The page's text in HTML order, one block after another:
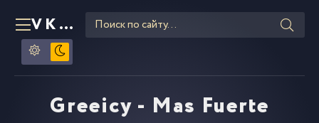
VKLIPE RU
Greeicy - Mas Fuerte